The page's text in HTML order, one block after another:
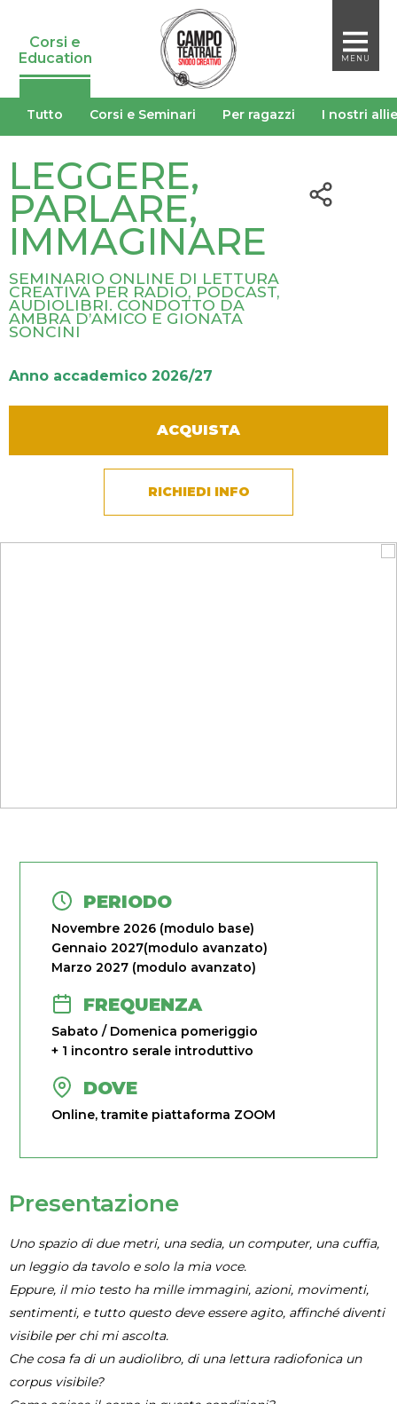
Corsi e
Education
Tutto Corsi e Seminari Per ragazzi I nostri
Leggere, Parlare,
Immaginare
LEGGERE,
PARLARE,
IMMAGINARE
SEMINARIO ONLINE DI LETTURA
CREATIVA PER RADIO, PODCAST,
AUDIOLIBRI. CONDOTTO DA
AMBRA D’AMICO E GIONATA
SONCINI
Anno accademico 2026/27
ACQUISTA
RICHIEDI INFO
PERIODO
Novembre 2026 (modulo base)
Gennaio 2027(modulo avanzato)
Marzo 2027 (modulo avanzato)
FREQUENZA
Sabato / Domenica pomeriggio
+ 1 incontro serale introduttivo
DOVE
Online, tramite piattaforma ZOOM
Presentazione
Uno spazio di due metri, una sedia, un computer, una cuffia,
un leggio da tavolo e solo la mia voce.
Eppure, il mio testo ha mille immagini, azioni, movimenti,
sentimenti, e tutto questo deve essere agito, affinché diventi
visibile per chi mi ascolta.
Che cosa fa di un audiolibro, di una lettura radiofonica un
corpus visibile?
MENU